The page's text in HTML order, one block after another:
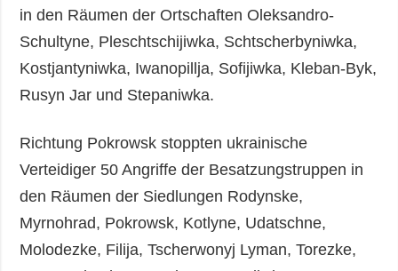
in den Räumen der Ortschaften Oleksandro-
Schultyne, Pleschtschijiwka, Schtscherbyniwka,
Kostjantyniwka, Iwanopillja, Sofijiwka, Kleban-Byk,
Rusyn Jar und Stepaniwka.
Richtung Pokrowsk stoppten ukrainische
Verteidiger 50 Angriffe der Besatzungstruppen in
den Räumen der Siedlungen Rodynske,
Myrnohrad, Pokrowsk, Kotlyne, Udatschne,
Molodezke, Filija, Tscherwonyj Lyman, Torezke,